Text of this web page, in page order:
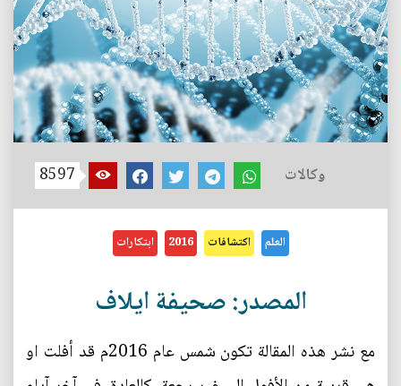
وكالات 8597
العلم اكتشافات 2016 ابتكارات
المصدر: صحيفة ايلاف
مع نشر هذه المقالة تكون شمس عام 2016م قد أفلت او